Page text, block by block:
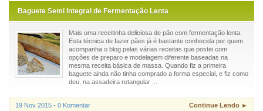
Baguete Semi Integral de Fermentação Lenta
Mais uma receitinha deliciosa de pão com fermentação lenta.
Esta técnica de fazer pães já é bastante conhecida por quem
acompanha o blog pelas várias receitas que postei com
opções de preparo e modelagem diferente baseadas na
mesma receita básica de massa. Quando fiz a primeira
baguete ainda não tinha comprado a forma especial, e fiz como
deu, na assadeira retangular ...
19 Nov 2015 - 0 Komentar Continue Lendo ►